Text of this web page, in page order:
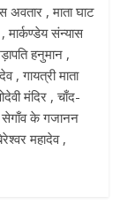
अवतार , माता घाट
मार्कण्डेय संन्यास
हनुमान ,
गायत्री माता
मंदिर , चाँद-
सेगाँव के गजानन
महादेव ,